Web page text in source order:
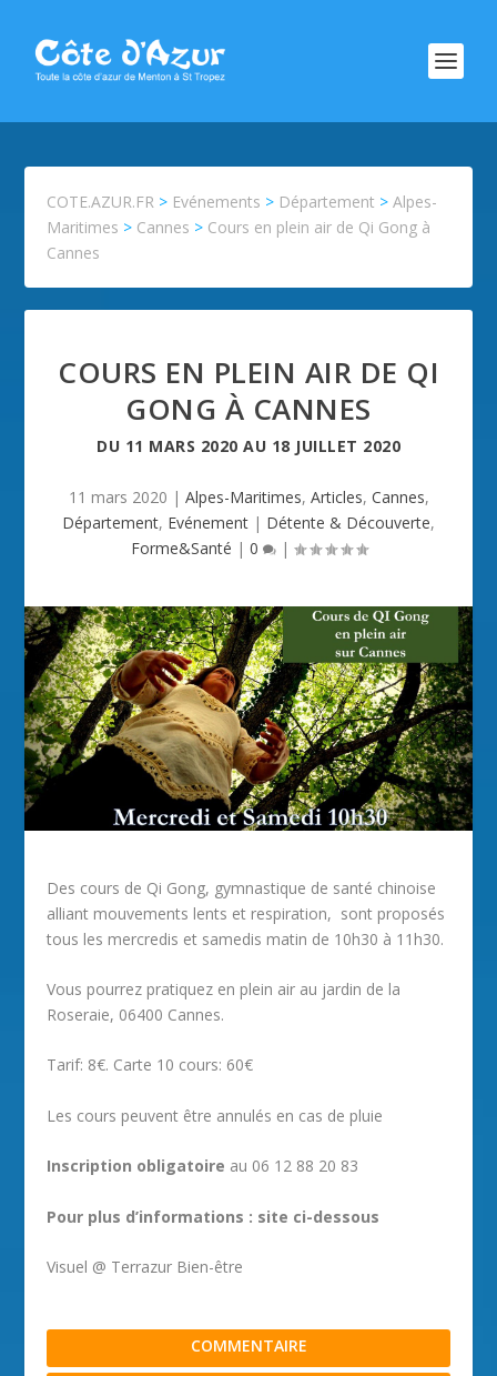
COTE.AZUR.FR > Evénements > Département >Alpes-
Maritimes > Cannes > Cours en plein air de Qi Gong à
Cannes
COURS EN PLEIN AIR DE QI
GONG À CANNES
DU 11 MARS 2020 AU 18 JUILLET 2020
11 mars 2020 | Alpes-Maritimes, Articles, Cannes,
Département, Evénement | Détente & Découverte,
Forme&Santé | 0 |
Des cours de Qi Gong, gymnastique de santé chinoise
alliant mouvements lents et respiration, sont proposés
tous les mercredis et samedis matin de 10h30 à 11h30.
Vous pourrez pratiquez en plein air au jardin de la
Roseraie, 06400 Cannes.
Tarif: 8€. Carte 10 cours: 60€
Les cours peuvent être annulés en cas de pluie
Inscription obligatoire au 06 12 88 20 83
Pour plus d’informations : site ci-dessous
Visuel @ Terrazur Bien-être
COMMENTAIRE